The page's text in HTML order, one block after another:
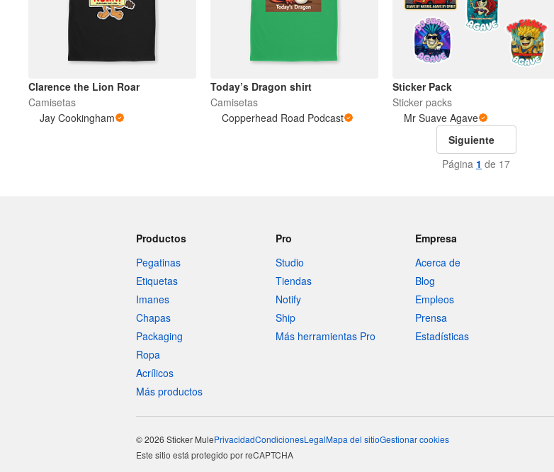
Clarence the Lion Roar
Camisetas
Jay Cookingham
Today’s Dragon shirt
Camisetas
Copperhead Road Podcast
Sticker Pack
Sticker packs
Mr Suave Agave
Siguiente
Página 1 de 17
Productos
Pegatinas
Etiquetas
Imanes
Chapas
Packaging
Ropa
Acrílicos
Más productos
Pro
Studio
Tiendas
Notify
Ship
Más herramientas Pro
Empresa
Acerca de
Blog
Empleos
Prensa
Estadísticas
© 2026 Sticker MulePrivacidadCondicionesLegalMapa del sitioGestionar cookies
Este sitio está protegido por reCAPTCHA